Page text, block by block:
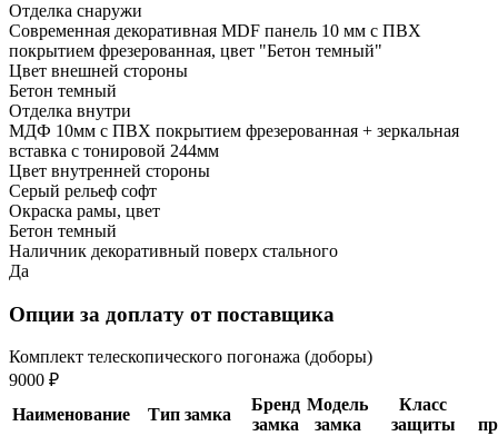
Отделка снаружи
Современная декоративная MDF панель 10 мм с ПВХ
покрытием фрезерованная, цвет "Бетон темный"
Цвет внешней стороны
Бетон темный
Отделка внутри
МДФ 10мм с ПВХ покрытием фрезерованная + зеркальная
вставка с тонировой 244мм
Цвет внутренней стороны
Серый рельеф софт
Окраска рамы, цвет
Бетон темный
Наличник декоративный поверх стального
Да
Опции за доплату от поставщика
Комплект телескопического погонажа (доборы)
9000 ₽
Наименование
Тип замка
Бренд
замка
Модель
замка
Класс
защиты